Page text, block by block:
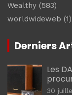
Wealthy (583)
worldwideweb (1)
Derniers
Les
30